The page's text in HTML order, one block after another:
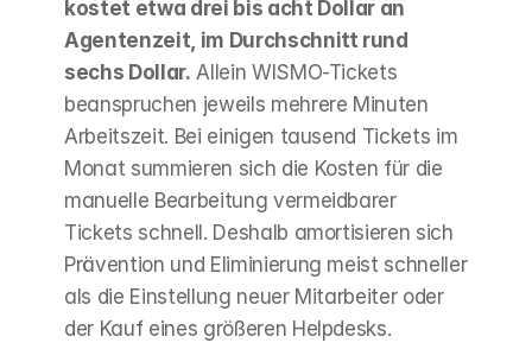
kostet etwa drei bis acht Dollar an
Agentenzeit, im Durchschnitt rund
sechs Dollar. Allein WISMO-Tickets
beanspruchen jeweils mehrere Minuten
Arbeitszeit. Bei einigen tausend Tickets im
Monat summieren sich die Kosten für die
manuelle Bearbeitung vermeidbarer
Tickets schnell. Deshalb amortisieren sich
Prävention und Eliminierung meist schneller
als die Einstellung neuer Mitarbeiter oder
der Kauf eines größeren Helpdesks.